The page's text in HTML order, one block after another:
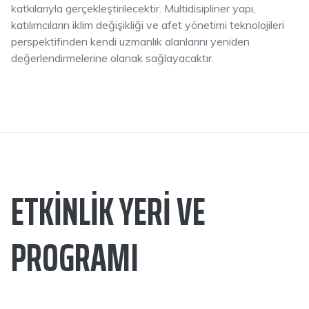
katkılarıyla gerçekleştirilecektir. Multidisipliner yapı,
katılımcıların iklim değişikliği ve afet yönetimi teknolojileri
perspektifinden kendi uzmanlık alanlarını yeniden
değerlendirmelerine olanak sağlayacaktır.
ETKINLIK YERI VE
PROGRAMI